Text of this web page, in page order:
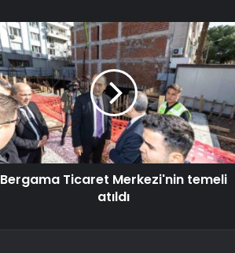
Bergama Ticaret Merkezi'nin temeli
atıldı